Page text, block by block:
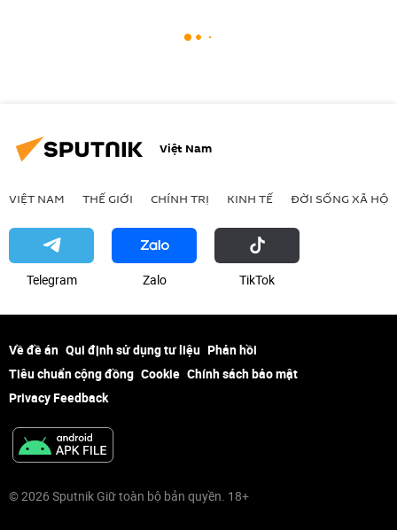
Việt Nam
VIỆT NAM THẾ GIỚI CHÍNH TRỊ KINH TẾ ĐỜI SỐNG XÃ HỘI
Telegram Zalo ТikТоk
Về đề án Qui định sử dụng tư liệu Phản hồi
Tiêu chuẩn cộng đồng Cookie Chính sách bảo mật
Privacy Feedback
© 2026 Sputnik Giữ toàn bộ bản quyền. 18+